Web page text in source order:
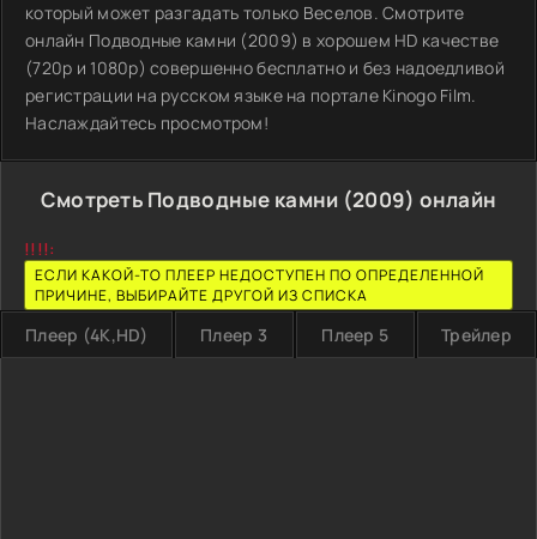
который может разгадать только Веселов. Смотрите
онлайн Подводные камни (2009) в хорошем HD качестве
(720p и 1080p) совершенно бесплатно и без надоедливой
регистрации на русском языке на портале Kinogo Film.
Наслаждайтесь просмотром!
Смотреть Подводные камни (2009) онлайн
!!!!:
ЕСЛИ КАКОЙ-ТО ПЛЕЕР НЕДОСТУПЕН ПО ОПРЕДЕЛЕННОЙ
ПРИЧИНЕ, ВЫБИРАЙТЕ ДРУГОЙ ИЗ СПИСКА
Плеер (4K,HD) Плеер 3 Плеер 5 Трейлер